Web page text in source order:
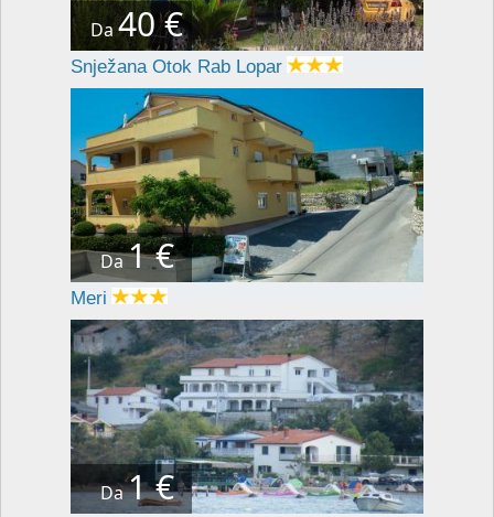
Da 40 €
Snježana Otok Rab Lopar
Da1 €
Meri
Da1 €